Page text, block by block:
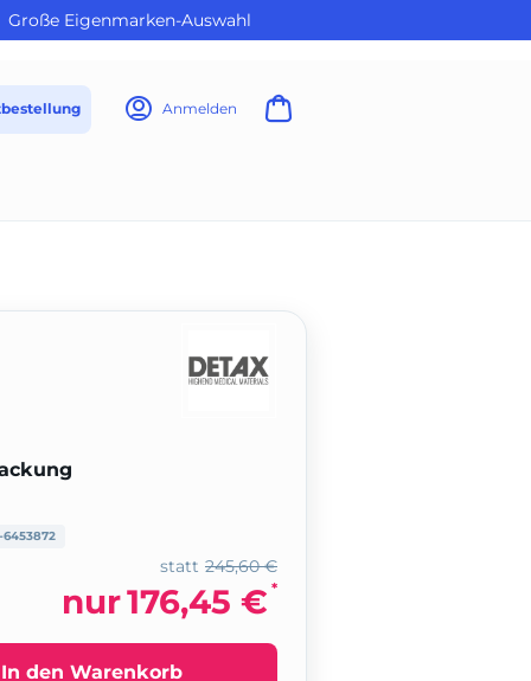
Große Eigenmarken-Auswahl
Anmelden
245,60 €
statt
nur176,45 € *
In den Warenkorb